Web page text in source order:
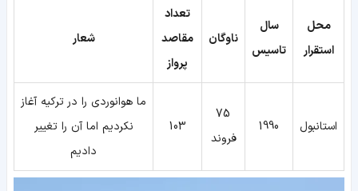
محل
استقرار
سال
تاسیس
ناوگان
تعداد
مقاصد
پرواز
شعار
استانبول 1990
75
فروند
103
ما هوانوردی را در ترکیه آغاز
نکردیم اما آن را تغییر
دادیم